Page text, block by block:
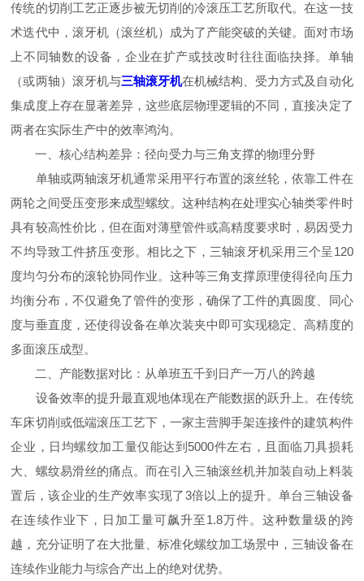
传统的切削工艺正逐步被无切削的冷滚压工艺所取代。在这一技
术迭代中，滚牙机（滚丝机）成为了产能突破的关键。面对市场
上不同轴数的设备，企业在扩产或技改时往往面临抉择。单轴
（或两轴）滚牙机与三轴滚牙机在机械结构、受力方式及自动化
集成度上存在显著差异，这些底层物理逻辑的不同，直接决定了
两者在实际生产中的效率鸿沟。
一、核心结构差异：径向受力与三角支撑的物理分野
单轴或两轴滚牙机通常采用平行布置的滚丝轮，依靠工件在
两轮之间受压变形来成型螺纹。这种结构在处理实心轴类零件时
具有较高性价比，但在面对薄壁管件或高精度要求时，易因受力
不均导致工件挤压变形。相比之下，三轴滚牙机采用三个呈120
度均匀分布的滚轮协同作业。这种等三角支撑原理使得径向压力
均衡分布，不仅避免了管件的变形，确保了工件的真圆度、同心
度与垂直度，还使得设备在单次装夹中即可实现稳定、高精度的
多面滚压成型。
二、产能数据对比：从单班五千到日产一万八的跨越
设备效率的提升最直观地体现在产能数据的跃升上。在传统
车床切削或低端滚压工艺下，一家主营脚手架连接件的建筑构件
企业，日均螺纹加工量仅能达到5000件左右，且面临刀具损耗
大、螺纹易滑丝的痛点。而在引入三轴滚丝机并加装自动上料装
置后，该企业的生产效率实现了3倍以上的提升。单台三轴设备
在连续作业下，日加工量可飙升至1.8万件。这种数量级的跨
越，充分证明了在大批量、标准化螺纹加工场景中，三轴设备在
连续作业能力与综合产出上的绝对优势。